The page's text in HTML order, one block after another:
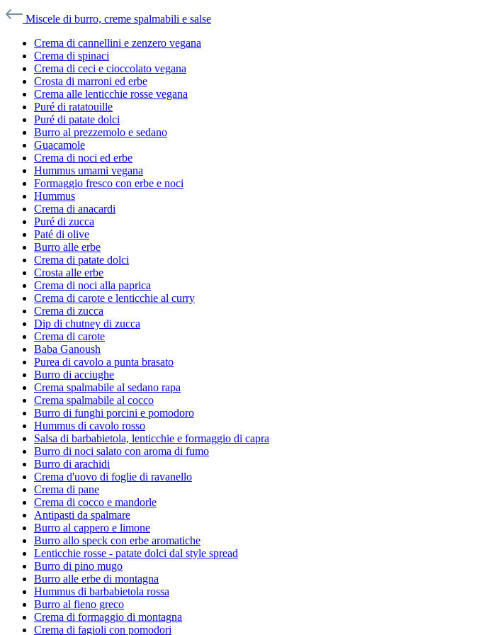
Miscele di burro, creme spalmabili e salse
Crema di cannellini e zenzero vegana
Crema di spinaci
Crema di ceci e cioccolato vegana
Crosta di marroni ed erbe
Crema alle lenticchie rosse vegana
Puré di ratatouille
Puré di patate dolci
Burro al prezzemolo e sedano
Guacamole
Crema di noci ed erbe
Hummus umami vegana
Formaggio fresco con erbe e noci
Hummus
Crema di anacardi
Puré di zucca
Paté di olive
Burro alle erbe
Crema di patate dolci
Crosta alle erbe
Crema di noci alla paprica
Crema di carote e lenticchie al curry
Crema di zucca
Dip di chutney di zucca
Crema di carote
Baba Ganoush
Purea di cavolo a punta brasato
Burro di acciughe
Crema spalmabile al sedano rapa
Crema spalmabile al cocco
Burro di funghi porcini e pomodoro
Hummus di cavolo rosso
Salsa di barbabietola, lenticchie e formaggio di capra
Burro di noci salato con aroma di fumo
Burro di arachidi
Crema d'uovo di foglie di ravanello
Crema di pane
Crema di cocco e mandorle
Antipasti da spalmare
Burro al cappero e limone
Burro allo speck con erbe aromatiche
Lenticchie rosse - patate dolci dal style spread
Burro di pino mugo
Burro alle erbe di montagna
Hummus di barbabietola rossa
Burro al fieno greco
Crema di formaggio di montagna
Crema di fagioli con pomodori